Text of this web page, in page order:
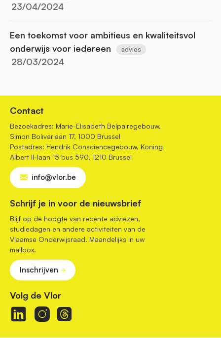
23/04/2024
Een toekomst voor ambitieus en kwaliteitsvol
onderwijs voor iedereen
advies
28/03/2024
Contact
Bezoekadres: Marie-Elisabeth Belpairegebouw,
Simon Bolivarlaan 17, 1000 Brussel
Postadres: Hendrik Consciencegebouw, Koning
Albert II-laan 15 bus 590, 1210 Brussel
info@vlor.be
Schrijf je in voor de nieuwsbrief
Blijf op de hoogte van recente adviezen,
studiedagen en andere activiteiten van de
Vlaamse Onderwijsraad. Maandelijks in uw
mailbox.
Inschrijven
Volg de Vlor